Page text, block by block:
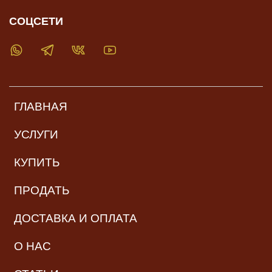
ГЛАВНАЯ
УСЛУГИ
КУПИТЬ
ПРОДАТЬ
ДОСТАВКА И ОПЛАТА
О НАС
СОЦСЕТИ